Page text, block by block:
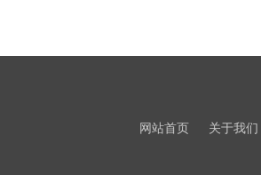
网站首页 关于我们